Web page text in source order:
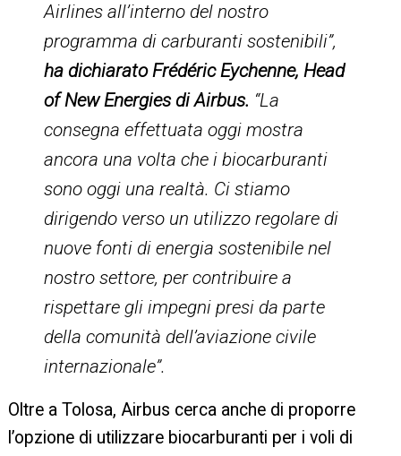
Airlines all’interno del nostro
programma di carburanti sostenibili”,
ha dichiarato Frédéric Eychenne, Head
of New Energies di Airbus. “La
consegna effettuata oggi mostra
ancora una volta che i biocarburanti
sono oggi una realtà. Ci stiamo
dirigendo verso un utilizzo regolare di
nuove fonti di energia sostenibile nel
nostro settore, per contribuire a
rispettare gli impegni presi da parte
della comunità dell’aviazione civile
internazionale”.
Oltre a Tolosa, Airbus cerca anche di proporre
l’opzione di utilizzare biocarburanti per i voli di